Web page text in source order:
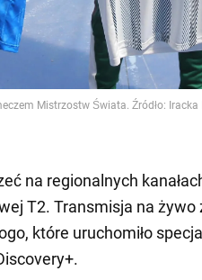
na regionalnych
T2. Transmisja na żywo
które uruchomiło